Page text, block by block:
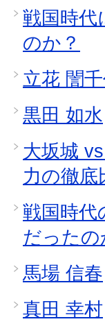
戦国時代
のか？
立花 誾
黒田 如水
大坂城
力の徹底
戦国時代
だったの
馬場 信春
真田 幸村